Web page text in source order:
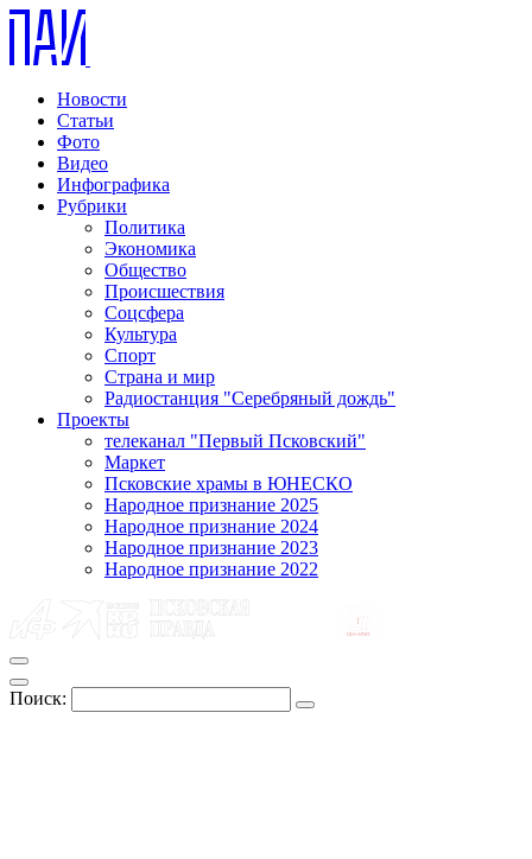
Новости
Статьи
Фото
Видео
Инфографика
Рубрики
Политика
Экономика
Общество
Происшествия
Соцсфера
Культура
Спорт
Страна и мир
Радиостанция "Серебряный дождь"
Проекты
телеканал "Первый Псковский"
Маркет
Псковские храмы в ЮНЕСКО
Народное признание 2025
Народное признание 2024
Народное признание 2023
Народное признание 2022
Поиск: